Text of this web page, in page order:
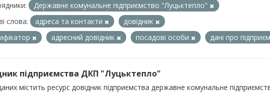
Державне комунальне підприємство "Луцьктепло"
слова:
адреса та контакти
довідник
адресний довідник посадові особи дані про
підприємства ДКП "Луцьктепло"
містить ресурс довідник підприємства державне комунальне